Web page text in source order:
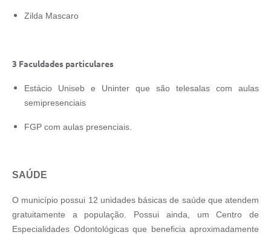
Zilda Mascaro
3 Faculdades particulares
Estácio Uniseb e Uninter que são telesalas com aulas
semipresenciais
FGP com aulas presenciais.
SAÚDE
O município possui 12 unidades básicas de saúde que atendem
gratuitamente a população. Possui ainda, um Centro de
Especialidades Odontológicas que beneficia aproximadamente